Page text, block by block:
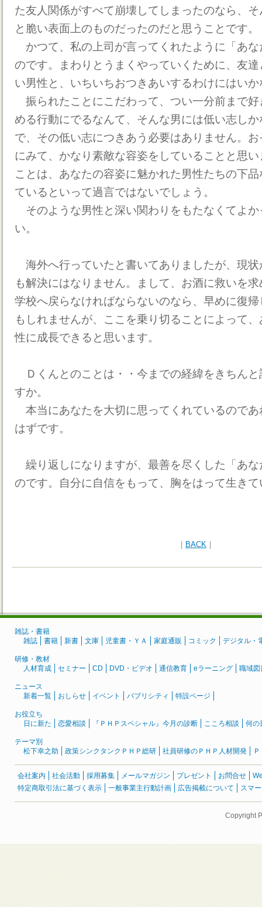
た友人関係がすべて崩壊してしまったのなら、
と脆い表面上のものだったのだと思うことです。
かつて、私の上司が言ってくれたように「あ
のです。まわりとうまくやっていくために、友
い男性と、いちいちおつきあいするわけにはい
振られたことにこだわって、つい一分前まで
める行動にでるなんて、そんな男には低い志し
で、その低い志につきあう必要はありません。
にみて、かなり素敵な容姿をしていることと思
ことは、あなたの容姿に魅かれた男性たちの下
ているといって過言ではないでしょう。
そのような男性と深い関わりをもたなくてよか
い。
海外へ行っていたと書いてありましたが、現
も解決にはなりません。まして、お酒に救いを
学校へ戻らなければならないのなら、早めに復
もしれませんが、ここを乗り切ることによって
性に成長できると思います。
Ｄくんとのことは・・今までの経緯をきちん
すか。
本当にあなたを大切に思ってくれているので
はずです。
繰り返しになりますが、最善を尽くした「あ
のです。自分に自信をもって、胸をはって生き
｜ BACK ｜
雑誌・書籍
雑誌
書籍 新書 文庫 児童書・ＹＡ 家庭通販 コミック デジタル・
研修・教材
人材育成
セミナー CD DVD・ビデオ 通信教育 eラーニング 職域図
ニュース
新着一覧
おしらせ イベント パブリシティ 特設ページ
お役立ち
日に新た
恋愛相談 『ＰＨＰスペシャル』今月の診断 こころ相談 何の
テーマ別
松下幸之助
政策シンクタンクＰＨＰ総研 社員研修のＰＨＰ人材開発
会社案内 社会活動 採用募集 メールマガジン プレゼント お問合せ
特定商取引法に基づく表示
一般事業主行動計画 広告掲載について スマ
Copyright